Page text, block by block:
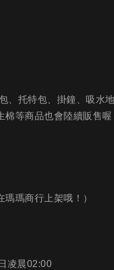
、托特包、掛鐘、吸水
棉等商品也會陸續販售喔
瑪瑪商行上架哦！）
凌晨02:00